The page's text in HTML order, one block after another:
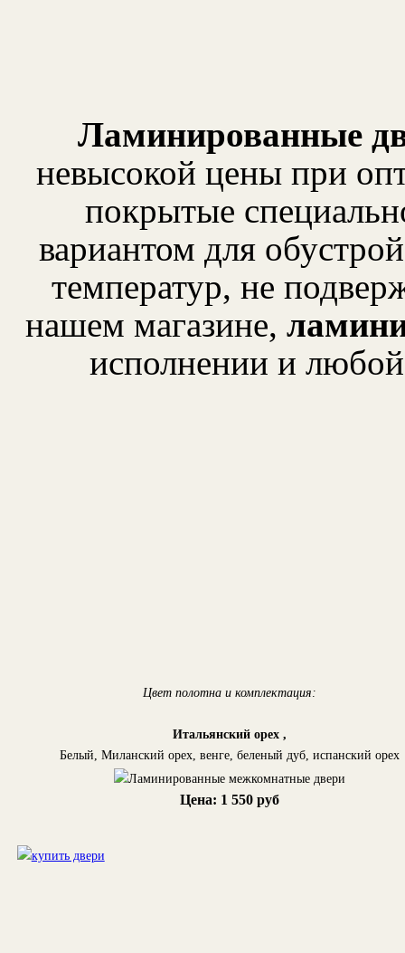
Ламинированные
невысокой цены при
покрытые
вариантом для
температур, не
нашем магазине,
исполнении и
Цвет полотна и комплектация:
Итальянский орех ,
Белый, Миланский орех, венге, беленый дуб, испанский орех
Цена: 1 550 руб